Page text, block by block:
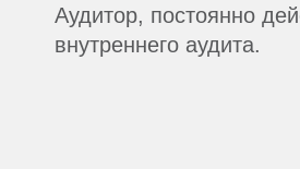
Аудитор, постоянно
внутреннего аудита.